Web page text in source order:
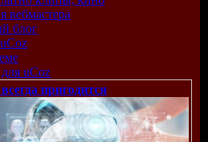
вебмастера
блог
uCoz
пригодится